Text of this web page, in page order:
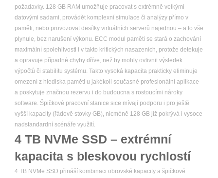
požadavky. 128 GB RAM umožňuje pracovat s extrémně velkými
datovými sadami, provádět komplexní simulace či analýzy přímo v
paměti, nebo provozovat desítky virtuálních serverů najednou – a to vše
plynule, bez narušení výkonu. ECC modul paměti se stará o zachování
maximální spolehlivosti i v takto kritických nasazeních, protože detekuje
a opravuje případné chyby dříve, než by mohly ovlivnit výsledek
výpočtů či stabilitu systému. Takto vysoká kapacita prakticky eliminuje
omezení z hlediska paměti u jakékoli současné profesionální aplikace
a poskytuje značnou rezervu i do budoucna s rostoucími nároky
software. Špičkové pracovní stanice sice mívají podporu i pro ještě
vyšší kapacity (řádově stovky GB), nicméně 128 GB již pokrývá i vysoce
nadstandardní scénáře využití.
4 TB NVMe SSD – extrémní
kapacita s bleskovou rychlostí
4 TB NVMe SSD přináší kombinaci obrovské kapacity a špičkové